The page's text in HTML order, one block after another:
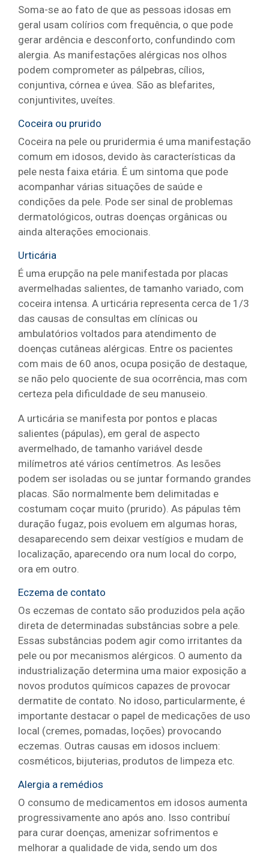
Soma-se ao fato de que as pessoas idosas em
geral usam colírios com frequência, o que pode
gerar ardência e desconforto, confundindo com
alergia. As manifestações alérgicas nos olhos
podem comprometer as pálpebras, cílios,
conjuntiva, córnea e úvea. São as blefarites,
conjuntivites, uveítes.
Coceira ou prurido
Coceira na pele ou pruridermia é uma manifestação
comum em idosos, devido às características da
pele nesta faixa etária. É um sintoma que pode
acompanhar várias situações de saúde e
condições da pele. Pode ser sinal de problemas
dermatológicos, outras doenças orgânicas ou
ainda alterações emocionais.
Urticária
É uma erupção na pele manifestada por placas
avermelhadas salientes, de tamanho variado, com
coceira intensa. A urticária representa cerca de 1/3
das causas de consultas em clínicas ou
ambulatórios voltados para atendimento de
doenças cutâneas alérgicas. Entre os pacientes
com mais de 60 anos, ocupa posição de destaque,
se não pelo quociente de sua ocorrência, mas com
certeza pela dificuldade de seu manuseio.
A urticária se manifesta por pontos e placas
salientes (pápulas), em geral de aspecto
avermelhado, de tamanho variável desde
milímetros até vários centímetros. As lesões
podem ser isoladas ou se juntar formando grandes
placas. São normalmente bem delimitadas e
costumam coçar muito (prurido). As pápulas têm
duração fugaz, pois evoluem em algumas horas,
desaparecendo sem deixar vestígios e mudam de
localização, aparecendo ora num local do corpo,
ora em outro.
Eczema de contato
Os eczemas de contato são produzidos pela ação
direta de determinadas substâncias sobre a pele.
Essas substâncias podem agir como irritantes da
pele ou por mecanismos alérgicos. O aumento da
industrialização determina uma maior exposição a
novos produtos químicos capazes de provocar
dermatite de contato. No idoso, particularmente, é
importante destacar o papel de medicações de uso
local (cremes, pomadas, loções) provocando
eczemas. Outras causas em idosos incluem:
cosméticos, bijuterias, produtos de limpeza etc.
Alergia a remédios
O consumo de medicamentos em idosos aumenta
progressivamente ano após ano. Isso contribuí
para curar doenças, amenizar sofrimentos e
melhorar a qualidade de vida, sendo um dos